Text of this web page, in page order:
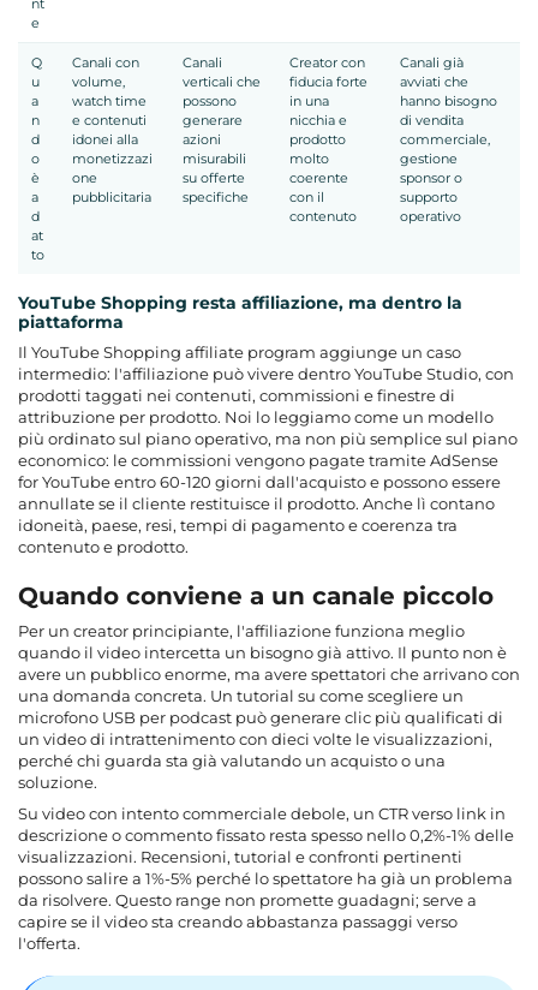
nt
e
Q
u
a
n
d
o
è
a
d
at
to
Canali con
volume,
watch time
e contenuti
idonei alla
monetizzazi
one
pubblicitaria
Canali
verticali che
possono
generare
azioni
misurabili
su offerte
specifiche
Creator con
fiducia forte
in una
nicchia e
prodotto
molto
coerente
con il
contenuto
Canali già
avviati che
hanno bisogno
di vendita
commerciale,
gestione
sponsor o
supporto
operativo
YouTube Shopping resta affiliazione, ma dentro la
piattaforma
Il YouTube Shopping affiliate program aggiunge un caso
intermedio: l'affiliazione può vivere dentro YouTube Studio, con
prodotti taggati nei contenuti, commissioni e finestre di
attribuzione per prodotto. Noi lo leggiamo come un modello
più ordinato sul piano operativo, ma non più semplice sul piano
economico: le commissioni vengono pagate tramite AdSense
for YouTube entro 60-120 giorni dall'acquisto e possono essere
annullate se il cliente restituisce il prodotto. Anche lì contano
idoneità, paese, resi, tempi di pagamento e coerenza tra
contenuto e prodotto.
Quando conviene a un canale piccolo
Per un creator principiante, l'affiliazione funziona meglio
quando il video intercetta un bisogno già attivo. Il punto non è
avere un pubblico enorme, ma avere spettatori che arrivano con
una domanda concreta. Un tutorial su come scegliere un
microfono USB per podcast può generare clic più qualificati di
un video di intrattenimento con dieci volte le visualizzazioni,
perché chi guarda sta già valutando un acquisto o una
soluzione.
Su video con intento commerciale debole, un CTR verso link in
descrizione o commento fissato resta spesso nello 0,2%-1% delle
visualizzazioni. Recensioni, tutorial e confronti pertinenti
possono salire a 1%-5% perché lo spettatore ha già un problema
da risolvere. Questo range non promette guadagni; serve a
capire se il video sta creando abbastanza passaggi verso
l'offerta.